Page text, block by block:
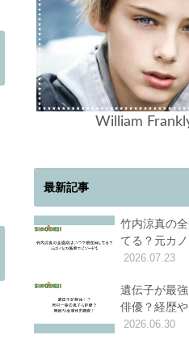
William
最新記事
竹内涼真の
てる？元カ
2026.07.23
遺伝子が最
俳優？経歴
2026.06.30